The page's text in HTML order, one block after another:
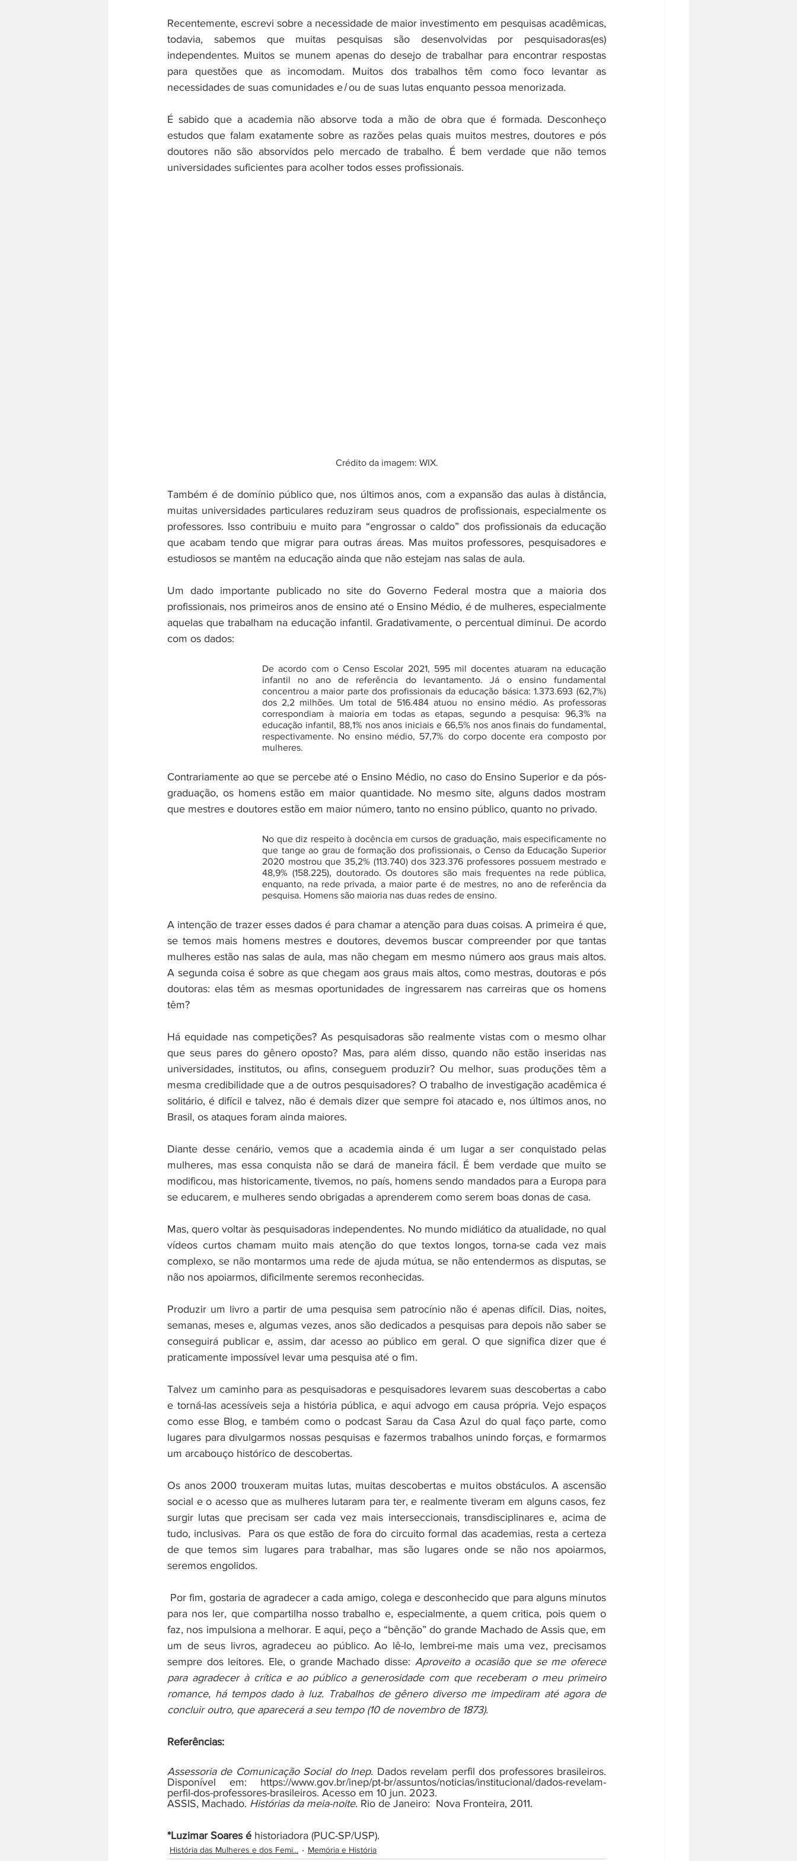
História do trabalho Literatura
Recentemente, escrevi sobre a necessidade de maior investimento em pesquisas acadêmicas,
todavia, sabemos que muitas pesquisas são desenvolvidas por pesquisadoras(es)
independentes. Muitos se munem apenas do desejo de trabalhar para encontrar respostas
para questões que as incomodam. Muitos dos trabalhos têm como foco levantar as
necessidades de suas comunidades e ̸ ou de suas lutas enquanto pessoa menorizada.
É sabido que a academia não absorve toda a mão de obra que é formada. Desconheço
estudos que falam exatamente sobre as razões pelas quais muitos mestres, doutores e pós
doutores não são absorvidos pelo mercado de trabalho. É bem verdade que não temos
universidades suficientes para acolher todos esses profissionais.
Crédito da imagem: WIX.
Também é de domínio público que, nos últimos anos, com a expansão das aulas à distância,
muitas universidades particulares reduziram seus quadros de profissionais, especialmente os
professores. Isso contribuiu e muito para “engrossar o caldo” dos profissionais da educação
que acabam tendo que migrar para outras áreas. Mas muitos professores, pesquisadores e
estudiosos se mantêm na educação ainda que não estejam nas salas de aula.
Um dado importante publicado no site do Governo Federal mostra que a maioria dos
profissionais, nos primeiros anos de ensino até o Ensino Médio, é de mulheres, especialmente
aquelas que trabalham na educação infantil. Gradativamente, o percentual diminui. De acordo
com os dados:
De acordo com o Censo Escolar 2021, 595 mil docentes atuaram na educação
infantil no ano de referência do levantamento. Já o ensino fundamental
concentrou a maior parte dos profissionais da educação básica: 1.373.693 (62,7%)
dos 2,2 milhões. Um total de 516.484 atuou no ensino médio. As professoras
correspondiam à maioria em todas as etapas, segundo a pesquisa: 96,3% na
educação infantil, 88,1% nos anos iniciais e 66,5% nos anos finais do fundamental,
respectivamente. No ensino médio, 57,7% do corpo docente era composto por
mulheres.
Contrariamente ao que se percebe até o Ensino Médio, no caso do Ensino Superior e da pós-
graduação, os homens estão em maior quantidade. No mesmo site, alguns dados mostram
que mestres e doutores estão em maior número, tanto no ensino público, quanto no privado.
No que diz respeito à docência em cursos de graduação, mais especificamente no
que tange ao grau de formação dos profissionais, o Censo da Educação Superior
2020 mostrou que 35,2% (113.740) dos 323.376 professores possuem mestrado e
48,9% (158.225), doutorado. Os doutores são mais frequentes na rede pública,
enquanto, na rede privada, a maior parte é de mestres, no ano de referência da
pesquisa. Homens são maioria nas duas redes de ensino.
A intenção de trazer esses dados é para chamar a atenção para duas coisas. A primeira é que,
se temos mais homens mestres e doutores, devemos buscar compreender por que tantas
mulheres estão nas salas de aula, mas não chegam em mesmo número aos graus mais altos.
A segunda coisa é sobre as que chegam aos graus mais altos, como mestras, doutoras e pós
doutoras: elas têm as mesmas oportunidades de ingressarem nas carreiras que os homens
têm?
Há equidade nas competições? As pesquisadoras são realmente vistas com o mesmo olhar
que seus pares do gênero oposto? Mas, para além disso, quando não estão inseridas nas
universidades, institutos, ou afins, conseguem produzir? Ou melhor, suas produções têm a
mesma credibilidade que a de outros pesquisadores? O trabalho de investigação acadêmica é
solitário, é difícil e talvez, não é demais dizer que sempre foi atacado e, nos últimos anos, no
Brasil, os ataques foram ainda maiores.
Diante desse cenário, vemos que a academia ainda é um lugar a ser conquistado pelas
mulheres, mas essa conquista não se dará de maneira fácil. É bem verdade que muito se
modificou, mas historicamente, tivemos, no país, homens sendo mandados para a Europa para
se educarem, e mulheres sendo obrigadas a aprenderem como serem boas donas de casa.
Mas, quero voltar às pesquisadoras independentes. No mundo midiático da atualidade, no qual
vídeos curtos chamam muito mais atenção do que textos longos, torna-se cada vez mais
complexo, se não montarmos uma rede de ajuda mútua, se não entendermos as disputas, se
não nos apoiarmos, dificilmente seremos reconhecidas.
Produzir um livro a partir de uma pesquisa sem patrocínio não é apenas difícil. Dias, noites,
semanas, meses e, algumas vezes, anos são dedicados a pesquisas para depois não saber se
conseguirá publicar e, assim, dar acesso ao público em geral. O que significa dizer que é
praticamente impossível levar uma pesquisa até o fim.
Talvez um caminho para as pesquisadoras e pesquisadores levarem suas descobertas a cabo
e torná-las acessíveis seja a história pública, e aqui advogo em causa própria. Vejo espaços
como esse Blog, e também como o podcast Sarau da Casa Azul do qual faço parte, como
lugares para divulgarmos nossas pesquisas e fazermos trabalhos unindo forças, e formarmos
um arcabouço histórico de descobertas.
Os anos 2000 trouxeram muitas lutas, muitas descobertas e muitos obstáculos. A ascensão
social e o acesso que as mulheres lutaram para ter, e realmente tiveram em alguns casos, fez
surgir lutas que precisam ser cada vez mais interseccionais, transdisciplinares e, acima de
tudo, inclusivas.  Para os que estão de fora do circuito formal das academias, resta a certeza
de que temos sim lugares para trabalhar, mas são lugares onde se não nos apoiarmos,
seremos engolidos.
para nos ler, que compartilha nosso trabalho e, especialmente, a quem critica, pois quem o
faz, nos impulsiona a melhorar. E aqui, peço a “bênção” do grande Machado de Assis que, em
um de seus livros, agradeceu ao público. Ao lê-lo, lembrei-me mais uma vez, precisamos
sempre dos leitores. Ele, o grande Machado disse: Aproveito a ocasião que se me oferece
para agradecer à crítica e ao público a generosidade com que receberam o meu primeiro
romance, há tempos dado à luz. Trabalhos de gênero diverso me impediram até agora de
concluir outro, que aparecerá a seu tempo (10 de novembro de 1873).
Referências:
Assessoria de Comunicação Social do Inep. Dados revelam perfil dos professores brasileiros.
Disponível em: https://www.gov.br/inep/pt-br/assuntos/noticias/institucional/dados-revelam-
perfil-dos-professores-brasileiros. Acesso em 10 jun. 2023.
ASSIS, Machado. Histórias da meia-noite. Rio de Janeiro:  Nova Fronteira, 2011.
*Luzimar Soares é historiadora (PUC-SP/USP).
História das Mulheres e dos Femi... Memória e História